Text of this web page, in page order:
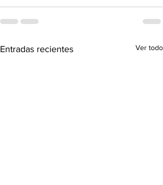
Entradas recientes Ver todo